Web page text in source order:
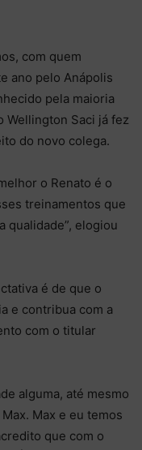
com quem
ano pelo Anápolis
pela maioria
Wellington Saci já fez
do novo colega.
o Renato é o
treinamentos que
qualidade”, elogiou
é de que o
e contribua com a
com o titular
alguma, até mesmo
Max e eu temos
que com o